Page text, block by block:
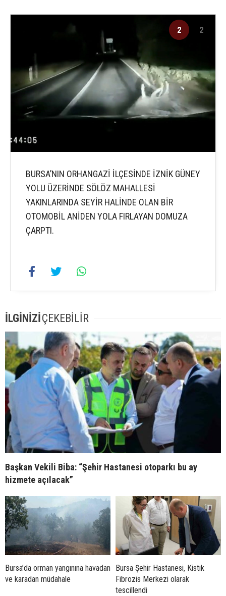
2 2
BURSA’NIN ORHANGAZİ İLÇESİNDE İZNİK GÜNEY
YOLU ÜZERİNDE SÖLÖZ MAHALLESİ
YAKINLARINDA SEYİR HALİNDE OLAN BİR
OTOMOBİL ANİDEN YOLA FIRLAYAN DOMUZA
ÇARPTI.
İLGİNİZİÇEKEBİLİR
Başkan Vekili Biba: “Şehir Hastanesi otoparkı bu ay
hizmete açılacak”
Bursa’da orman yangınına havadan
ve karadan müdahale
Bursa Şehir Hastanesi, Kistik
Fibrozis Merkezi olarak
tescillendi